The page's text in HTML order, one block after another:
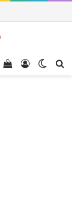
Entrar
Veja seu